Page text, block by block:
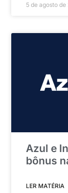
5 de agosto de
Azul e
bônus
LER MATÉRIA